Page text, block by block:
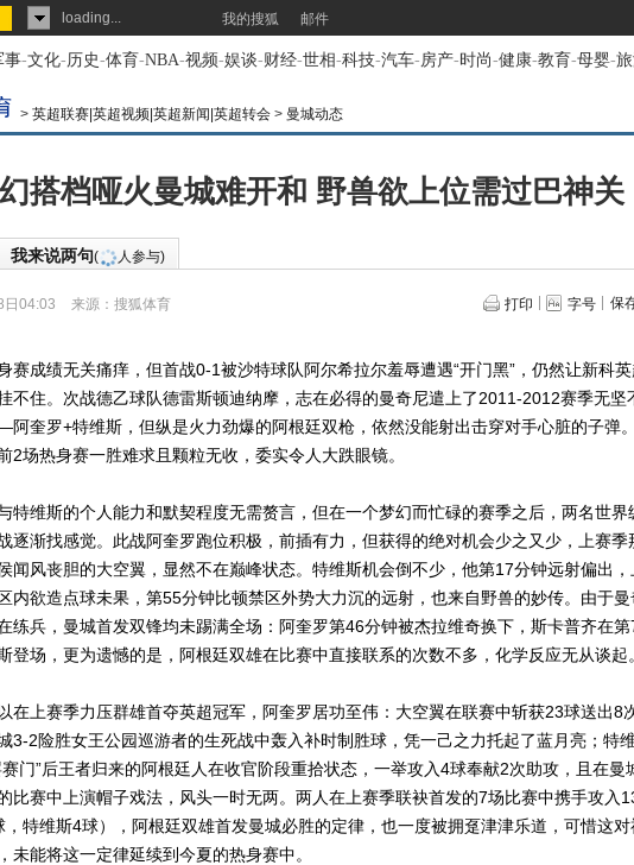
loading... 我的搜狐 邮件
事-文化-历史-体育-NBA-视频-娱谈-财经-世相-科技-汽车-房产-时尚-健康-教育-母婴-
> 英超联赛|英超视频|英超新闻|英超转会 > 曼城动态
搭档哑火曼城难开和 野兽欲上位需过巴神关
我来说两句( 人参与)
日04:03 来源： 搜狐体育 打印 字号 保
成绩无关痛痒，但首战0-1被沙特球队阿尔希拉尔羞辱遭遇“开门黑”，仍然让新科
不住。次战德乙球队德雷斯顿迪纳摩，志在必得的曼奇尼遣上了2011-2012赛季无坚
奎罗+特维斯，但纵是火力劲爆的阿根廷双枪，依然没能射出击穿对手心脏的子弹
2场热身赛一胜难求且颗粒无收，委实令人大跌眼镜。
维斯的个人能力和默契程度无需赘言，但在一个梦幻而忙碌的赛季之后，两名世界
逐渐找感觉。此战阿奎罗跑位积极，前插有力，但获得的绝对机会少之又少，上赛季
闻风丧胆的大空翼，显然不在巅峰状态。特维斯机会倒不少，他第17分钟远射偏出，
内欲造点球未果，第55分钟比顿禁区外势大力沉的远射，也来自野兽的妙传。由于
练兵，曼城首发双锋均未踢满全场：阿奎罗第46分钟被杰拉维奇换下，斯卡普齐在
登场，更为遗憾的是，阿根廷双雄在比赛中直接联系的次数不多，化学反应无从谈起。
上赛季力压群雄首夺英超冠军，阿奎罗居功至伟：大空翼在联赛中斩获23球送出8
3-2险胜女王公园巡游者的生死战中轰入补时制胜球，凭一己之力托起了蓝月亮；特
门”后王者归来的阿根廷人在收官阶段重拾状态，一举攻入4球奉献2次助攻，且在曼
比赛中上演帽子戏法，风头一时无两。两人在上赛季联袂首发的7场比赛中携手攻入
，特维斯4球），阿根廷双雄首发曼城必胜的定律，也一度被拥趸津津乐道，可惜这
未能将这一定律延续到今夏的热身赛中。